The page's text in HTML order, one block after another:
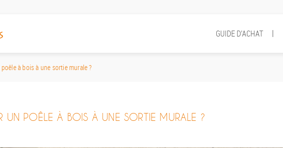
GUIDE D’ACHAT
à bois à une sortie murale ?
UN POÊLE À BOIS À UNE SORTIE MURALE ?